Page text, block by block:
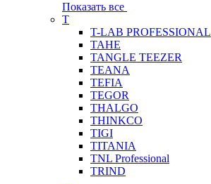
Показать все
T
T-LAB PROFESSIONAL
TAHE
TANGLE TEEZER
TEANA
TEFIA
TEGOR
THALGO
THINKCO
TIGI
TITANIA
TNL Professional
TRIND